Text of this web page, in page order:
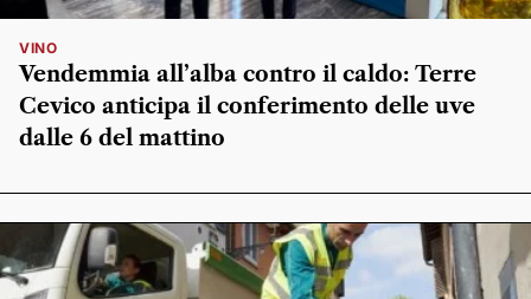
VINO
Vendemmia all’alba contro il caldo: Terre
Cevico anticipa il conferimento delle uve
dalle 6 del mattino